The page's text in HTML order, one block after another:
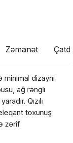
Zəmanət
dizaynı
ağ rəngli
Qızılı
toxunuş
zərif